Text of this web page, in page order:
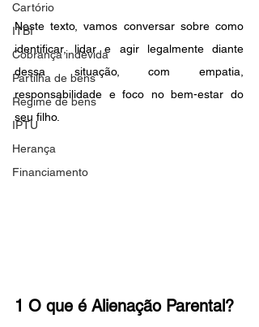
Cartório
ITBI
Cobrança indevida
Partilha de bens
Regime de bens
IPTU
Herança
Financiamento
Neste texto, vamos conversar sobre como
identificar, lidar e agir legalmente diante
dessa situação, com empatia,
responsabilidade e foco no bem-estar do
seu filho.
1 O que é Alienação Parental?